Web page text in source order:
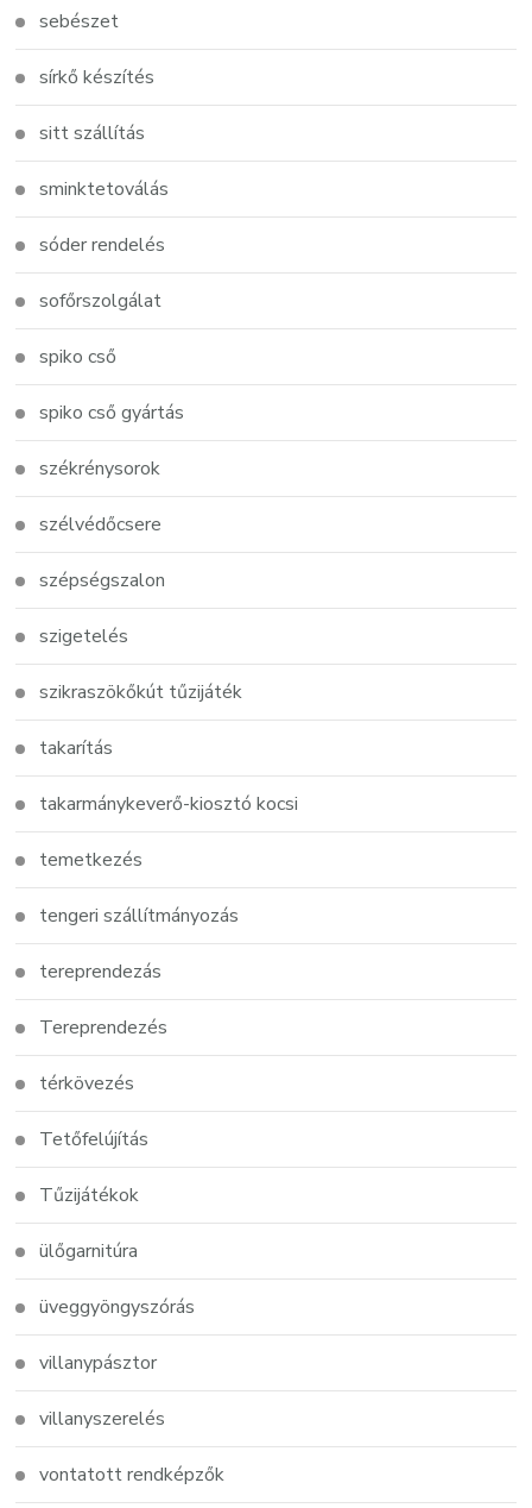
sebészet
sírkő készítés
sitt szállítás
sminktetoválás
sóder rendelés
sofőrszolgálat
spiko cső
spiko cső gyártás
székrénysorok
szélvédőcsere
szépségszalon
szigetelés
szikraszökőkút tűzijáték
takarítás
takarmánykeverő-kiosztó kocsi
temetkezés
tengeri szállítmányozás
tereprendezás
Tereprendezés
térkövezés
Tetőfelújítás
Tűzijátékok
ülőgarnitúra
üveggyöngyszórás
villanypásztor
villanyszerelés
vontatott rendképzők